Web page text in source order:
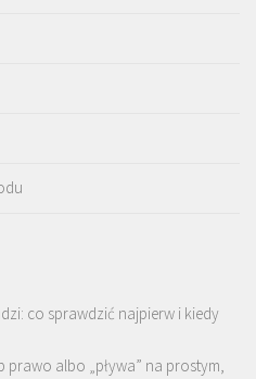
co sprawdzić najpierw i kiedy
prawo albo „pływa” na prostym,